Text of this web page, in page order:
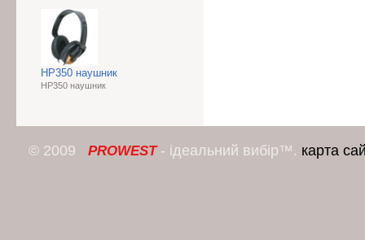
HP350 наушник
HP350 наушник
© 2009 PROWEST- ідеальний вибір™. карта